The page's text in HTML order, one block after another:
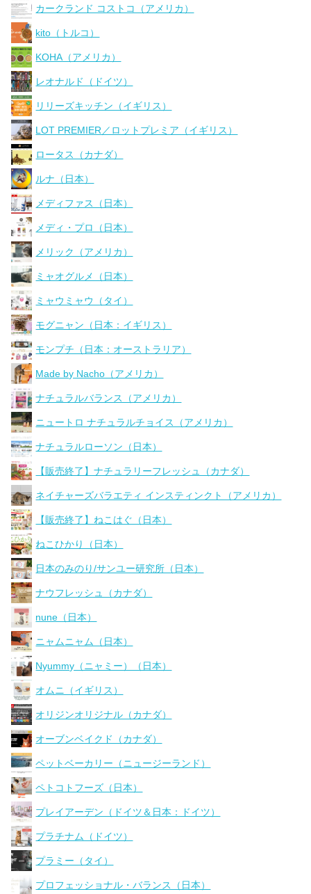
カークランド コストコ（アメリカ）
kito（トルコ）
KOHA（アメリカ）
レオナルド（ドイツ）
リリーズキッチン（イギリス）
LOT PREMIER／ロットプレミア（イギリス）
ロータス（カナダ）
ルナ（日本）
メディファス（日本）
メディ・プロ（日本）
メリック（アメリカ）
ミャオグルメ（日本）
ミャウミャウ（タイ）
モグニャン（日本：イギリス）
モンプチ（日本：オーストラリア）
Made by Nacho（アメリカ）
ナチュラルバランス（アメリカ）
ニュートロ ナチュラルチョイス（アメリカ）
ナチュラルローソン（日本）
【販売終了】ナチュラリーフレッシュ（カナダ）
ネイチャーズバラエティ インスティンクト（アメリカ）
【販売終了】ねこはぐ（日本）
ねこひかり（日本）
日本のみのり/サンユー研究所（日本）
ナウフレッシュ（カナダ）
nune（日本）
ニャムニャム（日本）
Nyummy（ニャミー）（日本）
オムニ（イギリス）
オリジンオリジナル（カナダ）
オーブンベイクド（カナダ）
ペットベーカリー（ニュージーランド）
ペトコトフーズ（日本）
プレイアーデン（ドイツ＆日本：ドイツ）
プラチナム（ドイツ）
プラミー（タイ）
プロフェッショナル・バランス（日本）